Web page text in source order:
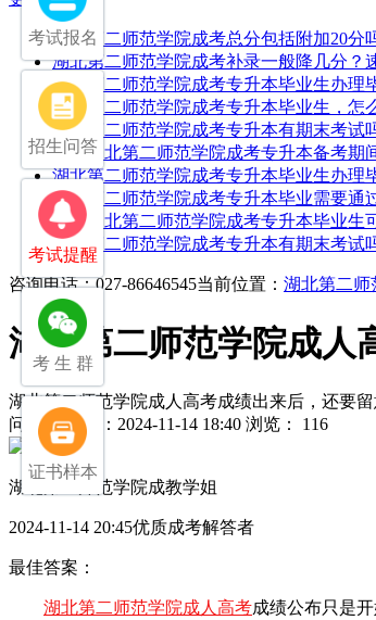
湖北第二师范学院成考总分包括附加20分
湖北第二师范学院成考补录一般降几分？
湖北第二师范学院成考专升本毕业生办理
湖北第二师范学院成考专升本毕业生，怎
湖北第二师范学院成考专升本有期末考试
25年湖北第二师范学院成考专升本备考期
湖北第二师范学院成考专升本毕业生办理
湖北第二师范学院成考专升本毕业需要通
25年湖北第二师范学院成考专升本毕业生
湖北第二师范学院成考专升本有期末考试
咨询电话：027-86646545当前位置： 湖北第二师
湖北第二师范学院成人
湖北第二师范学院成人高考成绩出来后，还要留
问
发布日期：2024-11-14 18:40 浏览： 116
湖北第二师范学院成教学姐
2024-11-14 20:45优质成考解答者
最佳答案：
湖北第二师范学院成人高考成绩公布只是
考试报名
招生问答
考试提醒
考 生 群
证书样本